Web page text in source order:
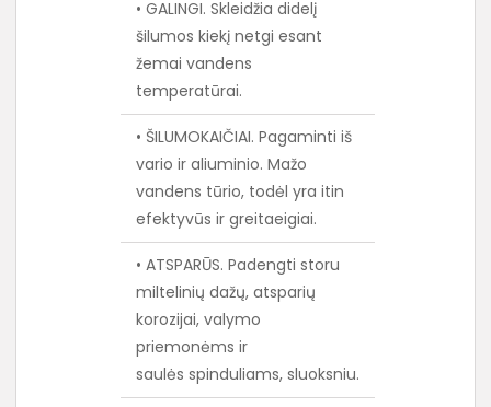
• GALINGI. Skleidžia didelį
šilumos kiekį netgi esant
žemai vandens
temperatūrai.
• ŠILUMOKAIČIAI. Pagaminti iš
vario ir aliuminio. Mažo
vandens tūrio, todėl yra itin
efektyvūs ir greitaeigiai.
• ATSPARŪS. Padengti storu
miltelinių dažų, atsparių
korozijai, valymo
priemonėms ir
saulės spinduliams, sluoksniu.